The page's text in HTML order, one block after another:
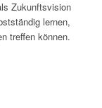
Zukunftsvision
lernen,
treffen können.